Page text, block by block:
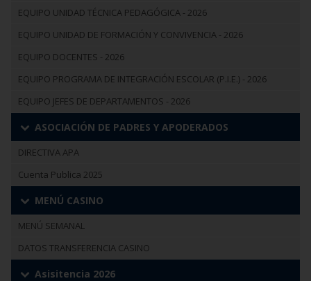
EQUIPO UNIDAD TÉCNICA PEDAGÓGICA - 2026
EQUIPO UNIDAD DE FORMACIÓN Y CONVIVENCIA - 2026
EQUIPO DOCENTES - 2026
EQUIPO PROGRAMA DE INTEGRACIÓN ESCOLAR (P.I.E.) - 2026
EQUIPO JEFES DE DEPARTAMENTOS - 2026
ASOCIACIÓN DE PADRES Y APODERADOS
DIRECTIVA APA
Cuenta Publica 2025
MENÚ CASINO
MENÚ SEMANAL
DATOS TRANSFERENCIA CASINO
Asisitencia 2026